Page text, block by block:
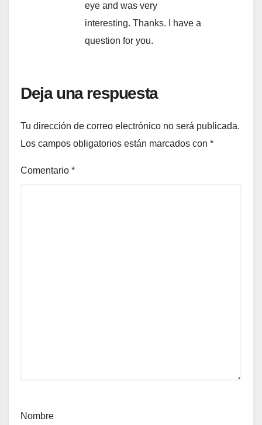
eye and was very
interesting. Thanks. I have a
question for you.
Deja una respuesta
Tu dirección de correo electrónico no será publicada.
Los campos obligatorios están marcados con *
Comentario *
Nombre